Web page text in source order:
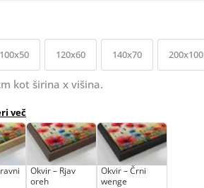
100x50 120x60 140x70 200x100
kot širina x višina.
več
Okvir – Rjav
oreh
Okvir – Črni
wenge